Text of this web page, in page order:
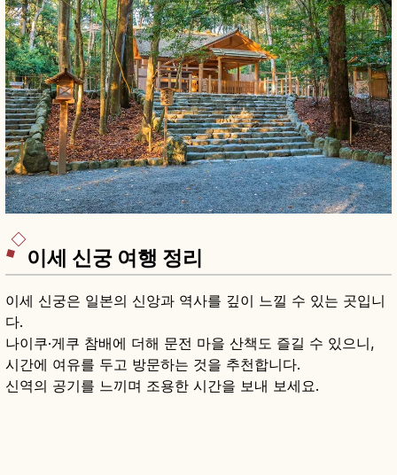
이세 신궁 여행 정리
이세 신궁은 일본의 신앙과 역사를 깊이 느낄 수 있는 곳입니
다.
나이쿠·게쿠 참배에 더해 문전 마을 산책도 즐길 수 있으니,
시간에 여유를 두고 방문하는 것을 추천합니다.
신역의 공기를 느끼며 조용한 시간을 보내 보세요.